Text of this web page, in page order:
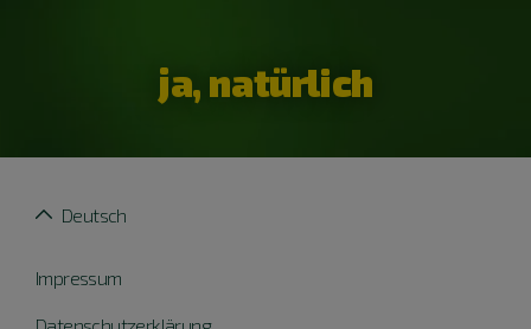
ja, natürlich
Impressum
Deutsch